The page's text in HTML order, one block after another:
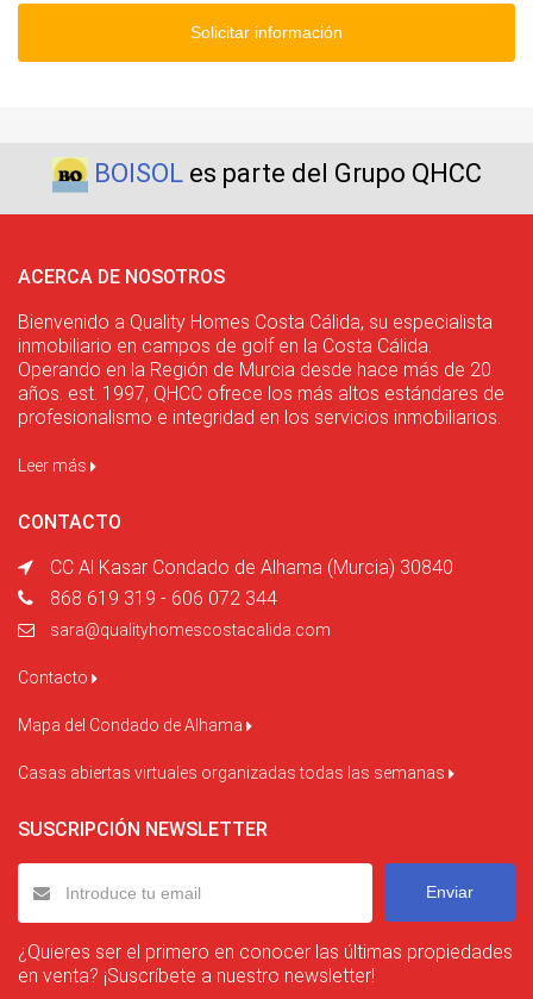
Solicitar información
BOISOLes parte del Grupo QHCC
ACERCA DE NOSOTROS
Bienvenido a Quality Homes Costa Cálida, su especialista
inmobiliario en campos de golf en la Costa Cálida.
Operando en la Región de Murcia desde hace más de 20
años. est. 1997, QHCC ofrece los más altos estándares de
profesionalismo e integridad en los servicios inmobiliarios.
Leer más
CONTACTO
CC Al Kasar Condado de Alhama (Murcia) 30840
868 619 319 - 606 072 344
sara@qualityhomescostacalida.com
Contacto
Mapa del Condado de Alhama
Casas abiertas virtuales organizadas todas las semanas
SUSCRIPCIÓN NEWSLETTER
Enviar
¿Quieres ser el primero en conocer las últimas propiedades
en venta? ¡Suscríbete a nuestro newsletter!